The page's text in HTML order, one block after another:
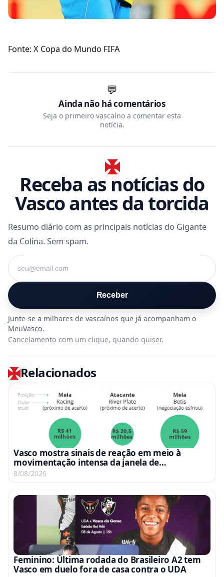
Fonte: X Copa do Mundo FIFA
💬
Ainda não há comentários
Seja o primeiro vascaíno a comentar esta
notícia.
Receba as notícias do
Vasco antes da torcida
Resumo diário com as principais notícias do Gigante
da Colina. Sem spam.
Seu e-mail
Receber
Cancelamento com um clique, quando quiser.
Relacionados
Vasco mostra sinais de reação em meio à
movimentação intensa da janela de
transferências
8/08/2026
Feminino: Última rodada do Brasileiro A2 tem
Vasco em duelo fora de casa contra o UDA